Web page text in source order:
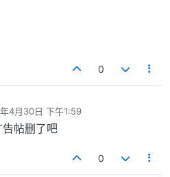
0
4月30日 下午1:59
帖删了吧
0